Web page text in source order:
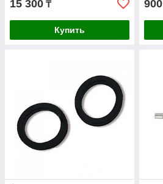
15 300 ₸
Купить
900